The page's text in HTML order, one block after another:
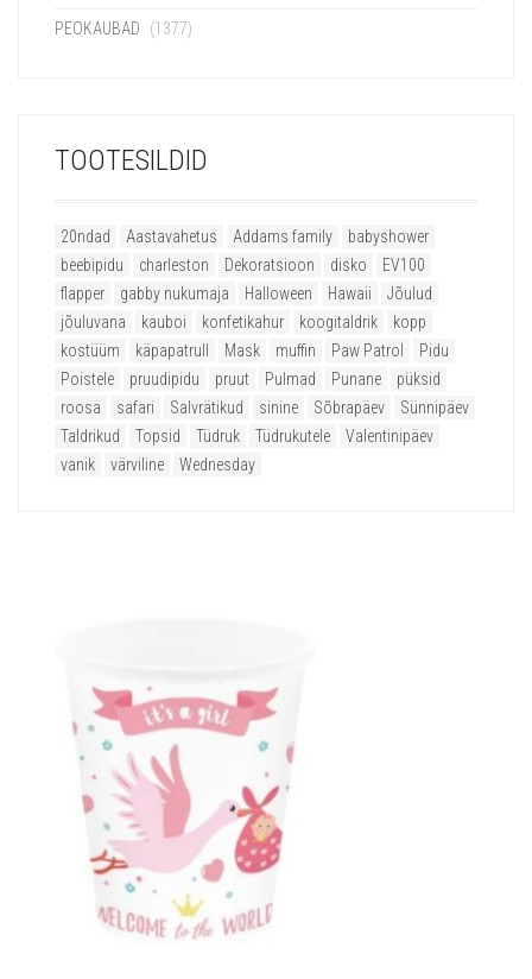
PEOKAUBAD (1377)
TOOTESILDID
20ndad Aastavahetus Addams family
babyshower
beebipidu
charleston Dekoratsioon disko
EV100
flapper
gabby nukumaja Halloween Hawaii
Jõulud
jõuluvana
kauboi konfetikahur koogitaldrik
kopp
kostüüm
käpapatrull Mask muffin Paw Patrol
Pidu
Poistele
pruudipidu pruut Pulmad Punane
püksid
roosa
safari Salvrätikud sinine Sõbrapäev
Sünnipäev
Taldrikud
Topsid Tüdruk Tüdrukutele
Valentinipäev
vanik
värviline Wednesday